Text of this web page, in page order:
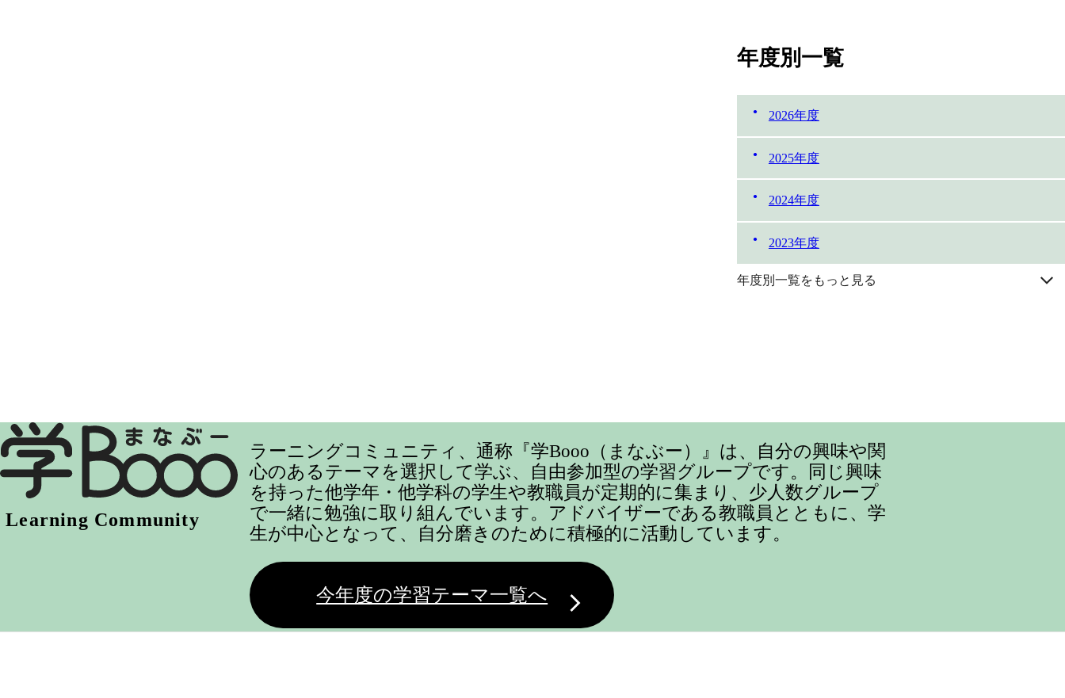
年度別一覧
2026年度
2025年度
2024年度
2023年度
年度別一覧をもっと見る
ラーニングコミュニティ、通称『学Booo（まなぶー）』は、自分の興味や関
心のあるテーマを選択して学ぶ、自由参加型の学習グループです。同じ興味
を持った他学年・他学科の学生や教職員が定期的に集まり、少人数グループ
で一緒に勉強に取り組んでいます。アドバイザーである教職員とともに、学
生が中心となって、自分磨きのために積極的に活動しています。
今年度の学習テーマ一覧へ